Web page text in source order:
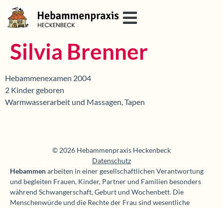
Silvia Brenner
Hebammenexamen 2004
2 Kinder geboren
Warmwasserarbeit und Massagen, Tapen
© 2026 Hebammenpraxis Heckenbeck
Datenschutz
Hebammenarbeiten in einer gesellschaftlichen Verantwortung
und begleiten Frauen, Kinder, Partner und Familien besonders
während Schwangerschaft, Geburt und Wochenbett. Die
Menschenwürde und die Rechte der Frau sind wesentliche